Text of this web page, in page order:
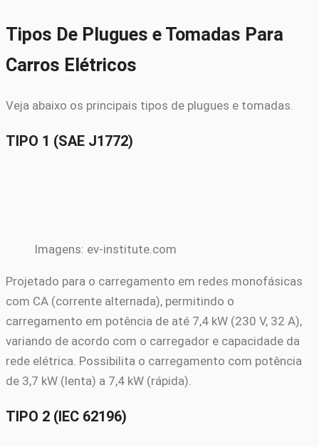
Tipos De Plugues e Tomadas Para
Carros Elétricos
Veja abaixo os principais tipos de plugues e tomadas.
TIPO 1 (SAE J1772)
Imagens: ev-institute.com
Projetado para o carregamento em redes monofásicas
com CA (corrente alternada), permitindo o
carregamento em potência de até 7,4 kW (230 V, 32 A),
variando de acordo com o carregador e capacidade da
rede elétrica. Possibilita o carregamento com potência
de 3,7 kW (lenta) a 7,4 kW (rápida).
TIPO 2 (IEC 62196)